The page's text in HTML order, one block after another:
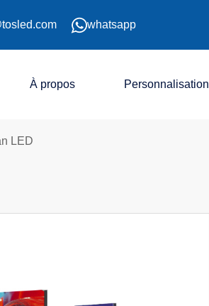
whatsapp
À propos Personnalisation
LED